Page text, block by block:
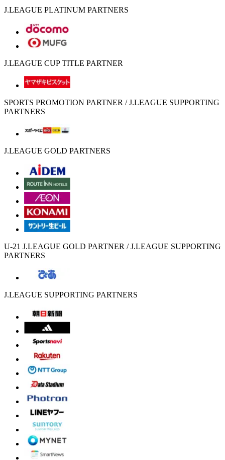
J.LEAGUE PLATINUM PARTNERS
J.LEAGUE CUP TITLE PARTNER
SPORTS PROMOTION PARTNER / J.LEAGUE SUPPORTING
PARTNERS
J.LEAGUE GOLD PARTNERS
U-21 J.LEAGUE GOLD PARTNER / J.LEAGUE SUPPORTING
PARTNERS
J.LEAGUE SUPPORTING PARTNERS